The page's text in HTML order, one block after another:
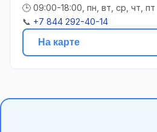
🕒 09:00-18:00, пн, вт, ср, чт, пт
📞 +7 844 292-40-14
На карте